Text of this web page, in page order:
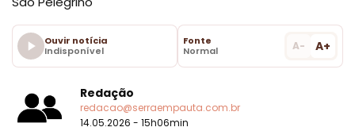
Ouvir notícia
Indisponível
Fonte
Normal
A- A+
Redação
redacao@serraempauta.com.br
14.05.2026 - 15h06min